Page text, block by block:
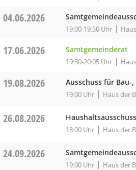
04.06.2026
19:00-19:50 Uhr
17.06.2026 Samtgemeinderat
19:30-20:05 Uhr
19.08.2026 Ausschuss für
19:00 Uhr Haus der
26.08.2026 Haushaltsausschuss
18:00 Uhr Haus der
24.09.2026
19:00 Uhr Haus der